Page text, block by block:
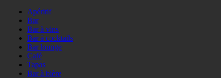
Apéritif
Bar
Bar à vins
Bar à cocktails
Bar lounge
Café
Tapas
Bar à bière